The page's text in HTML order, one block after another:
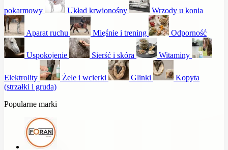
pokarmowy Układ krwionośny Wrzody u konia
Aparat ruchu Mięśnie i trening Odporność
Uspokojenie Sierść i skóra Witaminy
Elektrolity Żele i wcierki Glinki
Kopyta
(strzałki i gruda)
Popularne marki